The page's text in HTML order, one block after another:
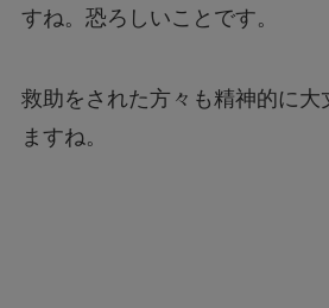
すね。恐ろしいことです。
救助をされた方々も精神的に大
ますね。